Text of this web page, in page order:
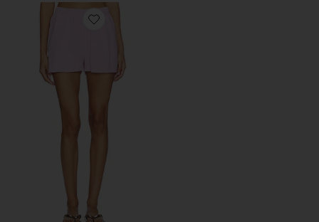
Favorite SHORTS DEPORTIVOS